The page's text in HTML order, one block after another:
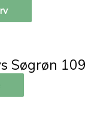
Søgrøn 109